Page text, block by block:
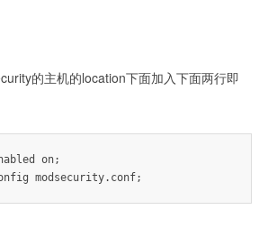
的主机的location下面加入下面两行即
on;